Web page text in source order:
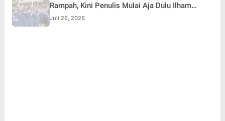
Rampah, Kini Penulis Mulai Aja Dulu Ilham
Febryan Kembali sebagai Pemateri untuk
Menginspirasi Generasi Muda
Juli 26, 2026